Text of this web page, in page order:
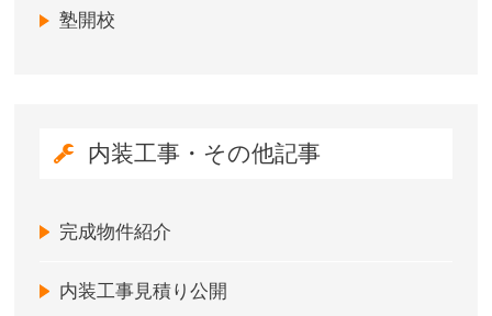
塾開校
内装工事・その他記事
完成物件紹介
内装工事見積り公開